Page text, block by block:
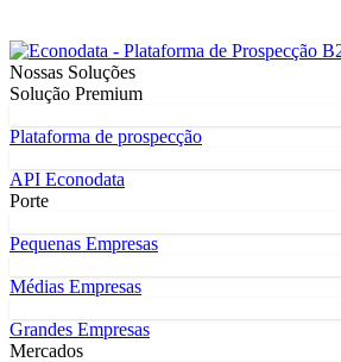
Nossas Soluções
Solução Premium
Plataforma de prospecção
API Econodata
Porte
Pequenas Empresas
Médias Empresas
Grandes Empresas
Mercados